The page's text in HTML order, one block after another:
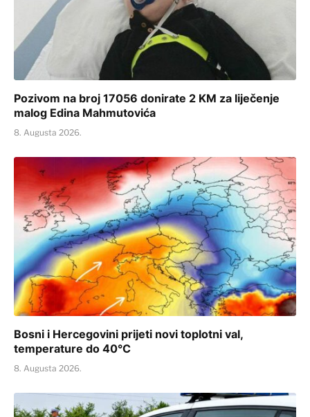
Pozivom na broj 17056 donirate 2 KM za liječenje
malog Edina Mahmutovića
8. Augusta 2026.
Bosni i Hercegovini prijeti novi toplotni val,
temperature do 40°C
8. Augusta 2026.